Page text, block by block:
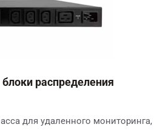
распределения
для удаленного мониторинга,